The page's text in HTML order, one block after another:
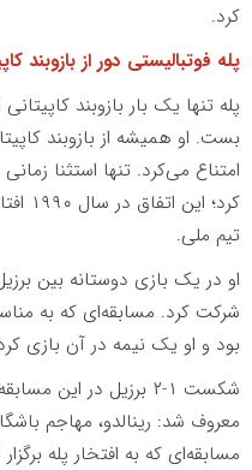
کرد.
پله فوتبالیستی دور از بازوبند
پله تنها یک بار بازوبند
بست. او همیشه از بازوبند
تیم ملی.
او در یک بازی دوستانه بین
بود و او یک نیمه در آن بازی
شکست ۱-۲ برزیل در
معروف شد: رینالدو، مهاجم
مسابقه‌ای که به افتخار پله